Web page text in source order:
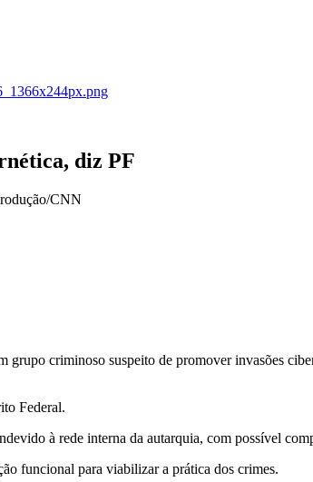
diz PF
grupo criminoso suspeito de promover invasões
Federal.
à rede interna da autarquia, com possível
funcional para viabilizar a prática dos crimes.